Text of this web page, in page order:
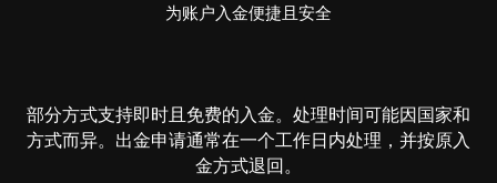
为账户入金便捷且安全
部分方式支持即时且免费的入金。处理时间可能因国家和
方式而异。出金申请通常在一个工作日内处理，并按原入
金方式退回。